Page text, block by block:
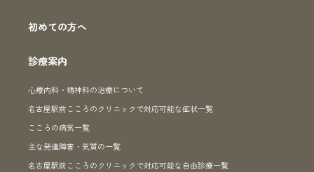
初めての方へ
診療案内
心療内科・精神科の治療について
名古屋駅前こころのクリニックで対応可能な症状一覧
こころの病気一覧
主な発達障害・気質の一覧
名古屋駅前こころのクリニックで対応可能な自由診療一覧